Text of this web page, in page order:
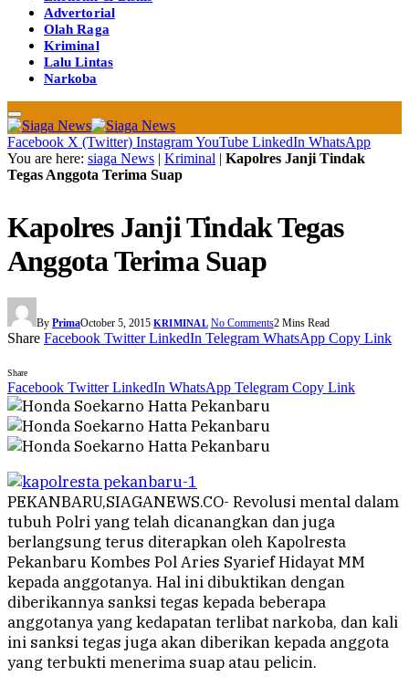
Advertorial
Olah Raga
Kriminal
Lalu Lintas
Narkoba
Facebook X (Twitter) InstagramYouTube LinkedIn WhatsApp
You are here: siaga News | Kriminal | Kapolres Janji Tindak
Tegas Anggota Terima Suap
Kapolres Janji Tindak Tegas
Anggota Terima Suap
By PrimaOctober 5, 2015 KRIMINAL No Comments2 Mins Read
Share Facebook Twitter LinkedIn Telegram WhatsApp Copy Link
Share
Facebook Twitter LinkedIn WhatsApp Telegram Copy Link
PEKANBARU,SIAGANEWS.CO- Revolusi mental dalam
tubuh Polri yang telah dicanangkan dan juga
berlangsung terus diterapkan oleh Kapolresta
Pekanbaru Kombes Pol Aries Syarief Hidayat MM
kepada anggotanya. Hal ini dibuktikan dengan
diberikannya sanksi tegas kepada beberapa
anggotanya yang kedapatan terlibat narkoba, dan kali
ini sanksi tegas juga akan diberikan kepada anggota
yang terbukti menerima suap atau pelicin.